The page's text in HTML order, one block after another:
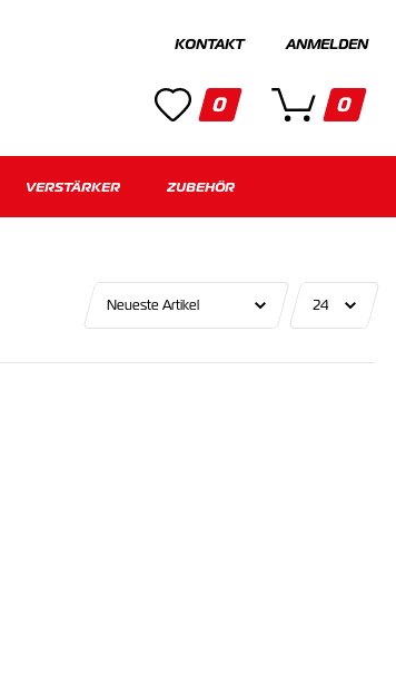
KONTAKT
0
ANMELDEN
0
VERSTÄRKER ZUBEHÖR